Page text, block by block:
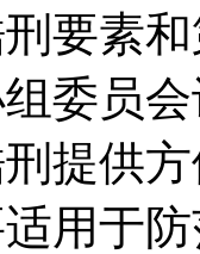
要素
委员
提供
用于